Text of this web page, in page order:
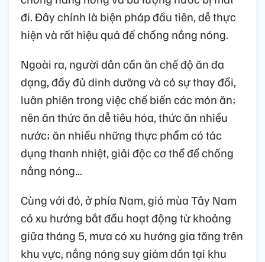
đi. Đây chính là biện pháp đầu tiên, dễ thực
hiện và rất hiệu quả để chống nắng nóng.
Ngoài ra, người dân cần ăn chế độ ăn đa
dạng, đầy đủ dinh dưỡng và có sự thay đổi,
luân phiên trong việc chế biến các món ăn;
nên ăn thức ăn dễ tiêu hóa, thức ăn nhiều
nước; ăn nhiều những thực phẩm có tác
dụng thanh nhiệt, giải độc cơ thể để chống
nắng nóng...
Cùng với đó, ở phía Nam, gió mùa Tây Nam
có xu hướng bắt đầu hoạt động từ khoảng
giữa tháng 5, mưa có xu hướng gia tăng trên
khu vực, nắng nóng suy giảm dần tại khu